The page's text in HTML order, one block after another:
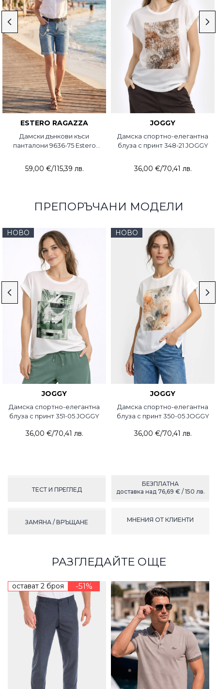
ESTERO RAGAZZA
Дамски дънкови къси
панталони 9636-75 Estero
59,00 €/115,39 лв.
JOGGY
Дамска спортно-елегантна
блуза с принт 348-21 JOGGY
36,00 €/70,41 лв.
ПРЕПОРЪЧАНИ МОДЕЛИ
НОВО
JOGGY
Дамска спортно-елегантна
блуза с принт 351-05 JOGGY
36,00 €/70,41 лв.
НОВО
JOGGY
Дамска спортно-елегантна
блуза с принт 350-05 JOGGY
36,00 €/70,41 лв.
ТЕСТ И ПРЕГЛЕД
БЕЗПЛАТНА
доставка над 76,69 € / 150 лв.
ЗАМЯНА / ВРЪЩАНЕ МНЕНИЯ ОТ КЛИЕНТИ
РАЗГЛЕДАЙТЕ ОЩЕ
остават 2 броя -51%